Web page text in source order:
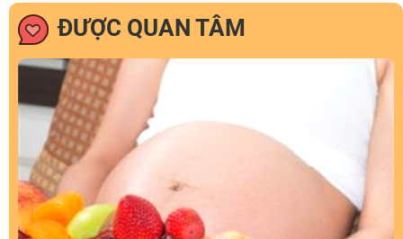
ĐƯỢC QUAN TÂM